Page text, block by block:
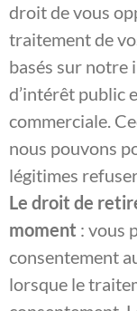
droit de vous
traitement de
basés sur notre
d’intérêt public
commerciale.
nous pouvons
légitimes
Le droit de
moment : vous
consentement
lorsque le